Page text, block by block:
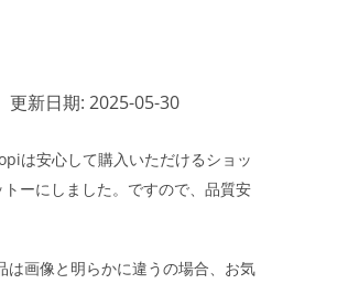
更新日期: 2025-05-30
は安心して購入いただけるショッ
ーにしました。ですので、品質安
は画像と明らかに違うの場合、お気